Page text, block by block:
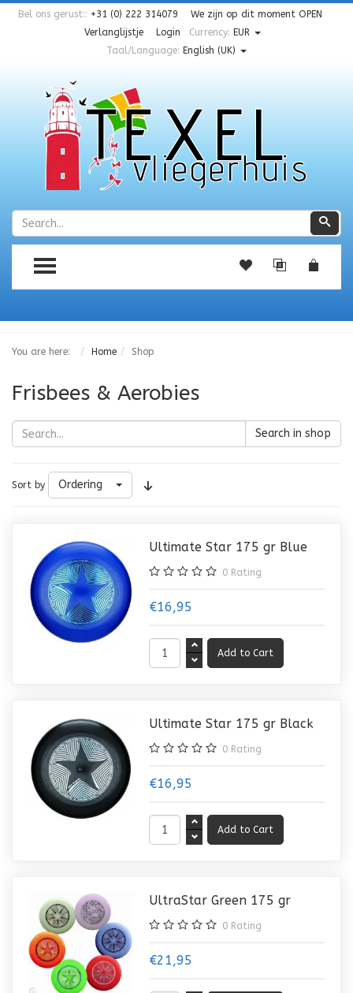
Bel ons gerust:: +31 (0) 222 314079 We zijn op dit moment OPEN
Verlanglijstje
Login Currency: EUR
Taal/Language: English (UK)
Zoeken
TOGGLE MENU
You are here: Home Shop
Frisbees & Aerobies
Search in shop
Sort by Ordering
Ultimate Star 175 gr Blue
0 Rating
€16,95
Ultimate Star 175 gr Black
0 Rating
€16,95
UltraStar Green 175 gr
0 Rating
€21,95